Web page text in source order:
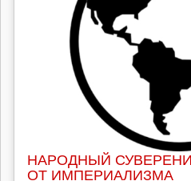
НАРОДНЫЙ
ОТ ИМПЕРИАЛИЗМА